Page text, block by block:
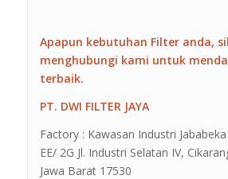
Apapun kebutuhan Filter anda,
menghubungi kami untuk
terbaik.
PT. DWI FILTER JAYA
Factory : Kawasan Industri
EE/ 2G Jl. Industri Selatan IV,
Jawa Barat 17530